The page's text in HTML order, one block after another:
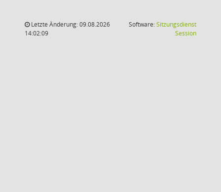
Letzte Änderung: 09.08.2026
14:02:09
Software:Sitzungsdienst
Session(Wird in